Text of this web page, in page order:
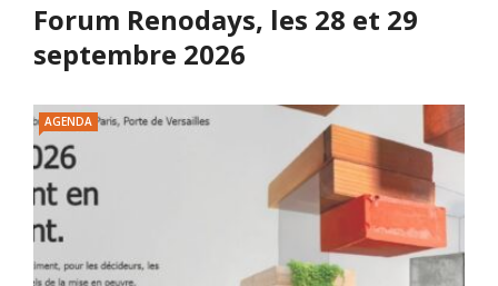
Forum Renodays, les 28 et 29
septembre 2026
AGENDA